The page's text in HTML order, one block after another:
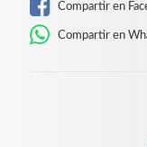
Compartir en
Compartir en